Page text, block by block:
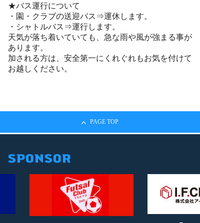
★バス運行について
・園・クラブの送迎バス⇒運休します。
・シャトルバス⇒運行します。
天気が落ち着いていても、急な雨や風が強まる事が
あります。
加される方は、安全第一にくれぐれもお気を付けて
お越しください。
PAGE TOP